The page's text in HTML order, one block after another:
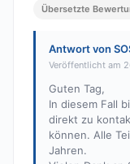
Übersetzte
Antwort von
Veröffentlicht am
Guten Tag,
In diesem Fall
direkt zu
können. Alle
Jahren.